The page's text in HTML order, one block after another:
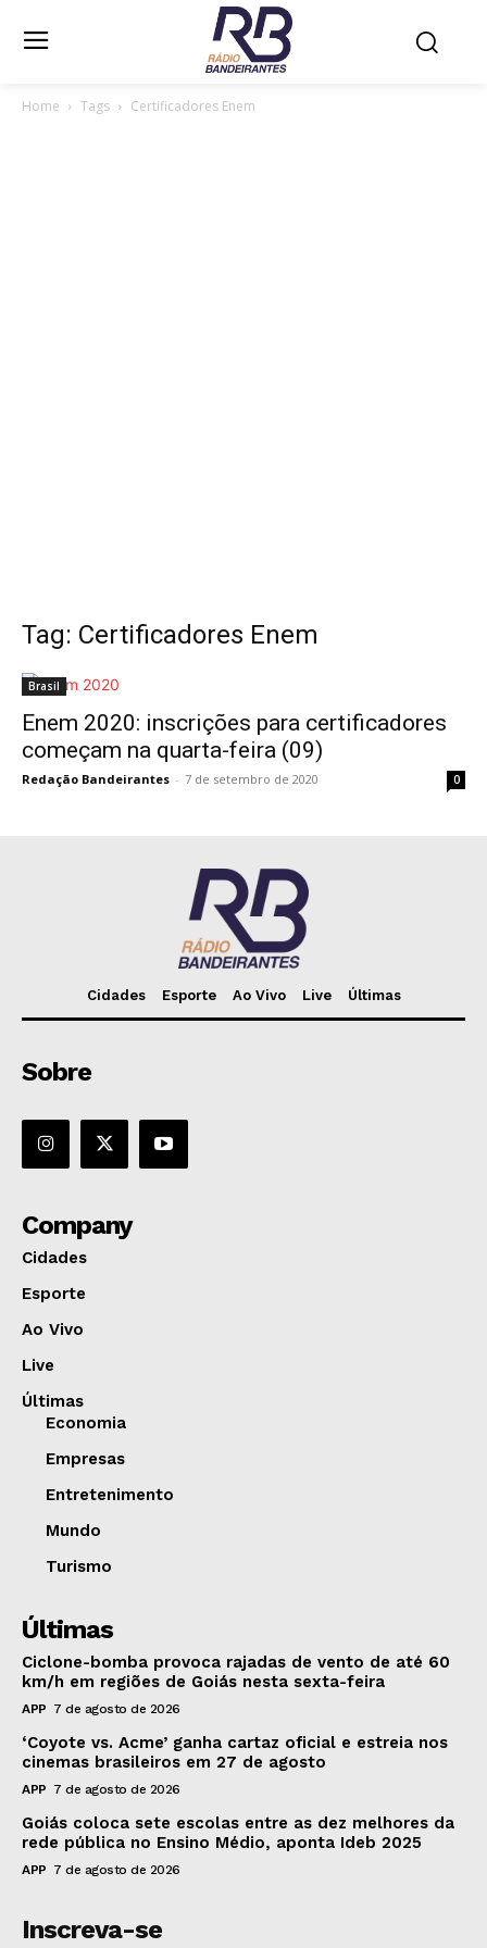
Home Tags Certificadores Enem
Tag: Certificadores Enem
Brasil
Enem 2020: inscrições para certificadores
começam na quarta-feira (09)
Redação Bandeirantes - 7 de setembro de 2020 0
Cidades Esporte Ao Vivo Live Últimas
Sobre
Company
Cidades
Esporte
Ao Vivo
Live
Últimas
Economia
Empresas
Entretenimento
Mundo
Turismo
Últimas
Ciclone-bomba provoca rajadas de vento de até 60
km/h em regiões de Goiás nesta sexta-feira
APP 7 de agosto de 2026
‘Coyote vs. Acme’ ganha cartaz oficial e estreia nos
cinemas brasileiros em 27 de agosto
APP 7 de agosto de 2026
Goiás coloca sete escolas entre as dez melhores da
rede pública no Ensino Médio, aponta Ideb 2025
APP 7 de agosto de 2026
Inscreva-se